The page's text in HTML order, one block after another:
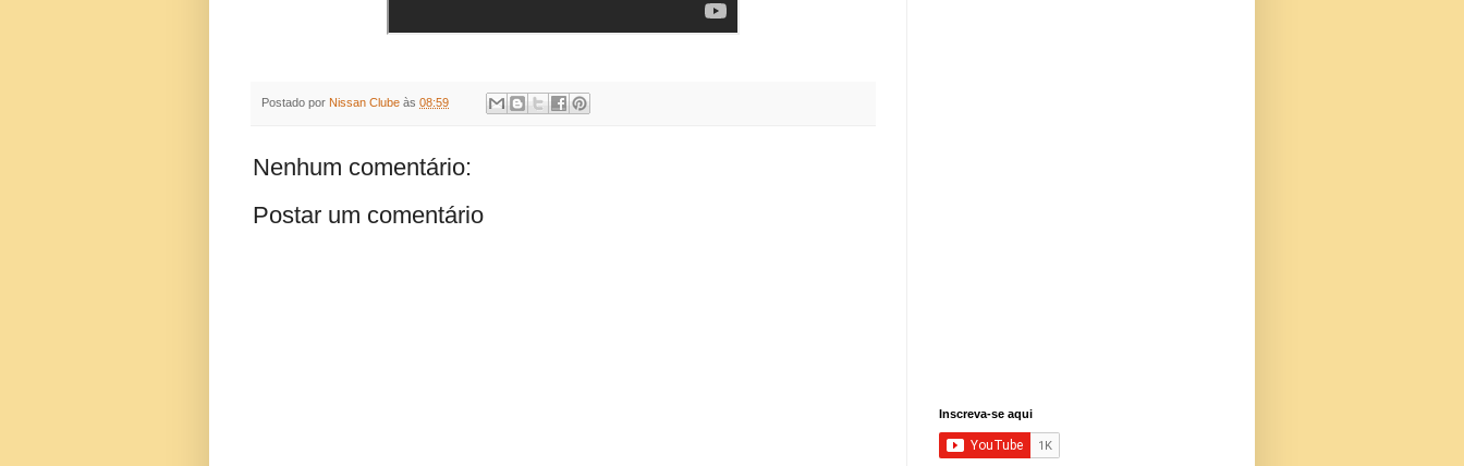
Postado por Nissan Clube às 08:59
Nenhum comentário:
Postar um comentário
Inscreva-se aqui